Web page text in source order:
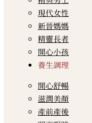
現代女性
新晉媽媽
精靈長者
開心小孩
養生調理
開心舒暢
滋潤美顏
產前產後